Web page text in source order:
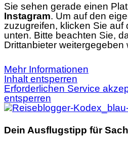
Sie sehen gerade einen
Instagram. Um auf den
zuzugreifen, klicken Sie auf
unten. Bitte beachten Sie,
Drittanbieter weitergegeben
Mehr Informationen
Inhalt entsperren
Erforderlichen Service
entsperren
Dein Ausflugstipp für